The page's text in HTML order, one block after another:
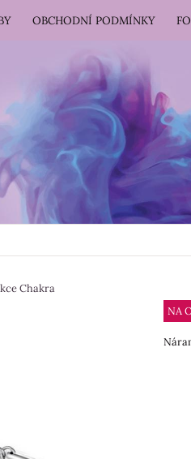
OBCHODNÍ PODMÍNKY
Chakra
NA